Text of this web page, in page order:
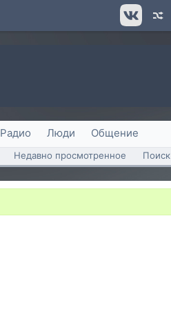
Радио Люди Общение
Недавно просмотренное Поиск